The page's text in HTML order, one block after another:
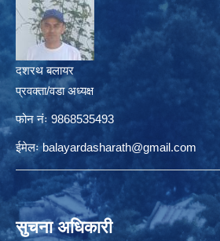
दशरथ बलायर
प्रवक्ता/वडा अध्यक्ष
फोन नंः 9868535493
ईमेलःbalayardasharath@gmail.com
सुचना अधिकारी